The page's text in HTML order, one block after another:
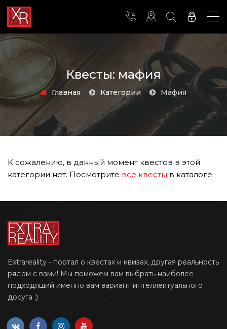
Квесты: мафия
Главная Категории мафия
К сожалению, в данный момент квестов в этой
категории нет. Посмотрите все квесты в каталоге.
Extrareality - портал о квестах и квизах, другая реальность
рядом с вами! Мы поможем вам выбрать наиболее
подходящий именно вам вариант интеллектуального
досуга ;)